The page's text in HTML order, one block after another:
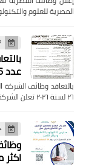
المصرية للعلوم
عدد 6 وظائف خالية
٢٦ لسنة ٢٠٢٦ تعلن الشركة القابضة لمصر للطي…
اكثر من 8